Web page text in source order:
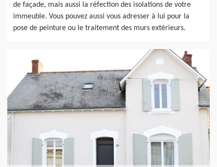
de façade, mais aussi la réfection des isolations de votre
immeuble. Vous pouvez aussi vous adresser à lui pour la
pose de peinture ou le traitement des murs extérieurs.